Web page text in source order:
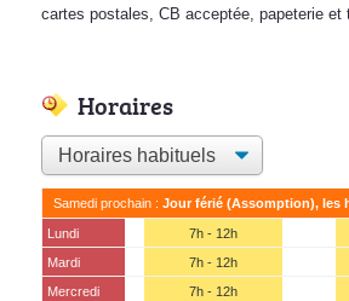
cartes postales, CB acceptée, papeterie et
Horaires
Samedi prochain : Jour férié (Assomption), les
Lundi 7h - 12h
Mardi
7h - 12h
Mercredi
7h - 12h